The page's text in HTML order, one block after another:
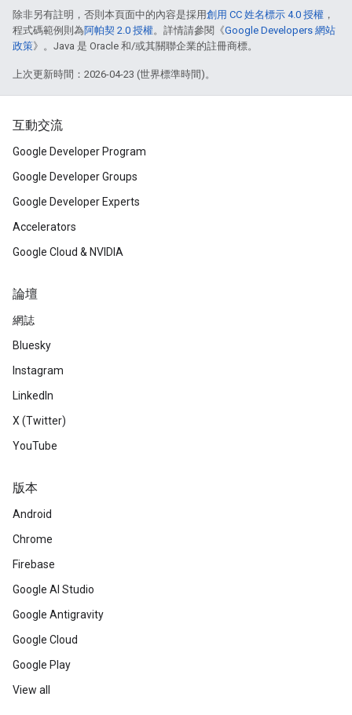
除非另有註明，否則本頁面中的內容是採用創用 CC 姓名標示 4.0 授權 ，
程式碼範例則為阿帕契 2.0 授權。詳情請參閱《Google Developers 網站
政策》。Java 是 Oracle 和/或其關聯企業的註冊商標。
上次更新時間：2026-04-23 (世界標準時間)。
互動交流
Google Developer Program
Google Developer Groups
Google Developer Experts
Accelerators
Google Cloud & NVIDIA
論壇
網誌
Bluesky
Instagram
LinkedIn
X (Twitter)
YouTube
版本
Android
Chrome
Firebase
Google AI Studio
Google Antigravity
Google Cloud
Google Play
View all